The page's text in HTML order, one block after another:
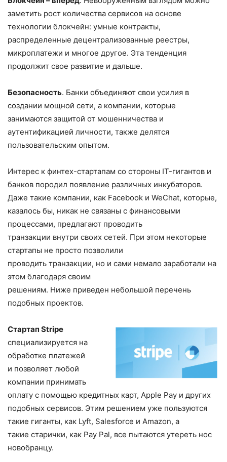
заметить рост количества сервисов на основе
технологии блокчейн: умные контракты,
распределенные децентрализованные реестры,
микроплатежи и многое другое. Эта тенденция
продолжит свое развитие и дальше.
Безопасность. Банки объединяют свои усилия в
создании мощной сети, а компании, которые
занимаются защитой от мошенничества и
аутентификацией личности, также делятся
пользовательским опытом.
Интерес к финтех-стартапам со стороны IT-гигантов и
банков породил появление различных инкубаторов.
Даже такие компании, как Facebook и WeChat, которые,
казалось бы, никак не связаны с финансовыми
процессами, предлагают проводить
транзакции внутри своих сетей. При этом некоторые
стартапы не просто позволили
проводить транзакции, но и сами немало заработали на
этом благодаря своим
решениям. Ниже приведен небольшой перечень
подобных проектов.
Стартап Stripe
специализируется на
обработке платежей
и позволяет любой
компании принимать
оплату с помощью кредитных карт, Apple Pay и других
подобных сервисов. Этим решением уже пользуются
такие гиганты, как Lyft, Salesforce и Amazon, а
такие старички, как Pay Pal, все пытаются утереть нос
новобранцу.